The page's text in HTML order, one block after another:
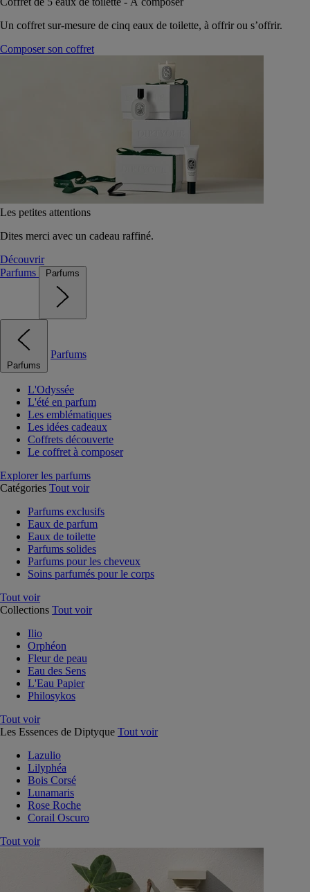
Un coffret sur-mesure de cinq eaux de toilette, à offrir ou s’offrir.
Composer son coffret
Les petites attentions
Dites merci avec un cadeau raffiné.
Découvrir
Parfums
Parfums
Parfums
Parfums
L'Odyssée
L'été en parfum
Les emblématiques
Les idées cadeaux
Coffrets découverte
Le coffret à composer
Explorer les parfums
Catégories Tout voir
Parfums exclusifs
Eaux de parfum
Eaux de toilette
Parfums solides
Parfums pour les cheveux
Soins parfumés pour le corps
Tout voir
Collections Tout voir
Ilio
Orphéon
Fleur de peau
Eau des Sens
L'Eau Papier
Philosykos
Tout voir
Les Essences de Diptyque Tout voir
Lazulio
Lilyphéa
Bois Corsé
Lunamaris
Rose Roche
Corail Oscuro
Tout voir